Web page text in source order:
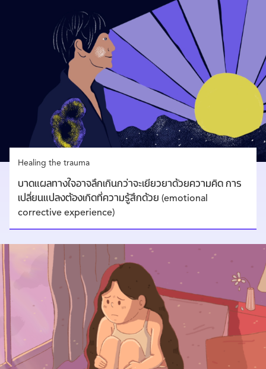
Healing the trauma
บาดแผลทางใจอาจลึกเกินกว่าจะเยียวยาด้วยความคิด การ
เปลี่ยนแปลงต้องเกิดที่ความรู้สึกด้วย (emotional
corrective experience)